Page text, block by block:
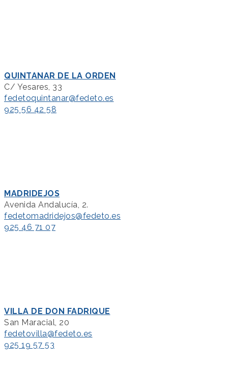
QUINTANAR DE LA ORDEN
C/ Yesares, 33
fedetoquintanar@fedeto.es
925 56 42 58
MADRIDEJOS
Avenida Andalucía, 2.
fedetomadridejos@fedeto.es
925 46 71 07
VILLA DE DON FADRIQUE
San Maracial, 20
fedetovilla@fedeto.es
925 19 57 53